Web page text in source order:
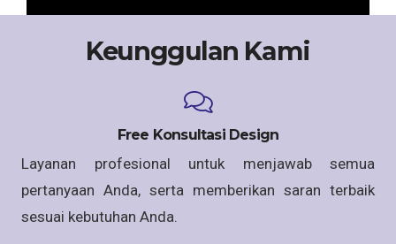
Keunggulan Kami
Free Konsultasi Design
Layanan profesional untuk menjawab semua
pertanyaan Anda, serta memberikan saran terbaik
sesuai kebutuhan Anda.